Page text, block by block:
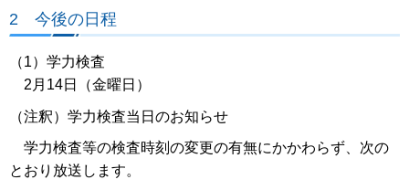
2 今後の日程
（1）学力検査
2月14日（金曜日）
（注釈）学力検査当日のお知らせ
学力検査等の検査時刻の変更の有無にかかわらず、次の
とおり放送します。